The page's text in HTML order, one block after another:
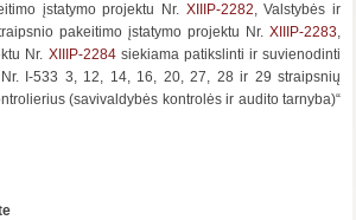
įstatymo projektu Nr. XIIIP-2282, Valstybės ir
pakeitimo įstatymo projektu Nr. XIIIP-2283,
Nr. XIIIP-2284siekiama patikslinti ir suvienodinti
I-533 3, 12, 14, 16, 20, 27, 28 ir 29 straipsnių
(savivaldybės kontrolės ir audito tarnyba)“